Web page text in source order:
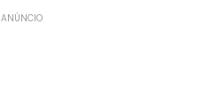
ANÚNCIO